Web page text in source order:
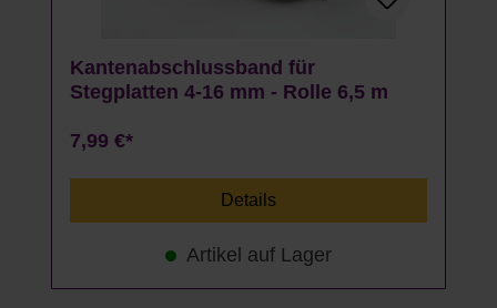
Kantenabschlussband für
Stegplatten 4-16 mm - Rolle 6,5 m
7,99 €*
Details
Artikel auf Lager